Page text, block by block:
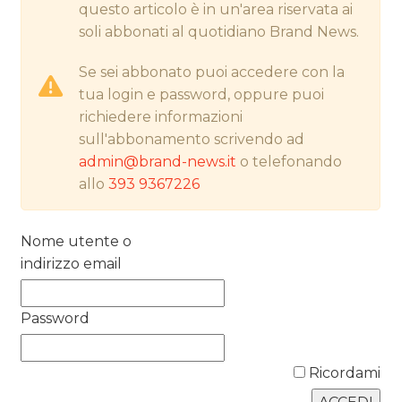
ESTERNA
RADIO / AUDIO
DATI
questo articolo è in un'area riservata ai
soli abbonati al quotidiano Brand News.
Se sei abbonato puoi accedere con la
tua login e password, oppure puoi
richiedere informazioni
sull'abbonamento scrivendo ad
admin@brand-news.it o telefonando
allo393 9367226
Nome utente o
indirizzo email
Password
Ricordami